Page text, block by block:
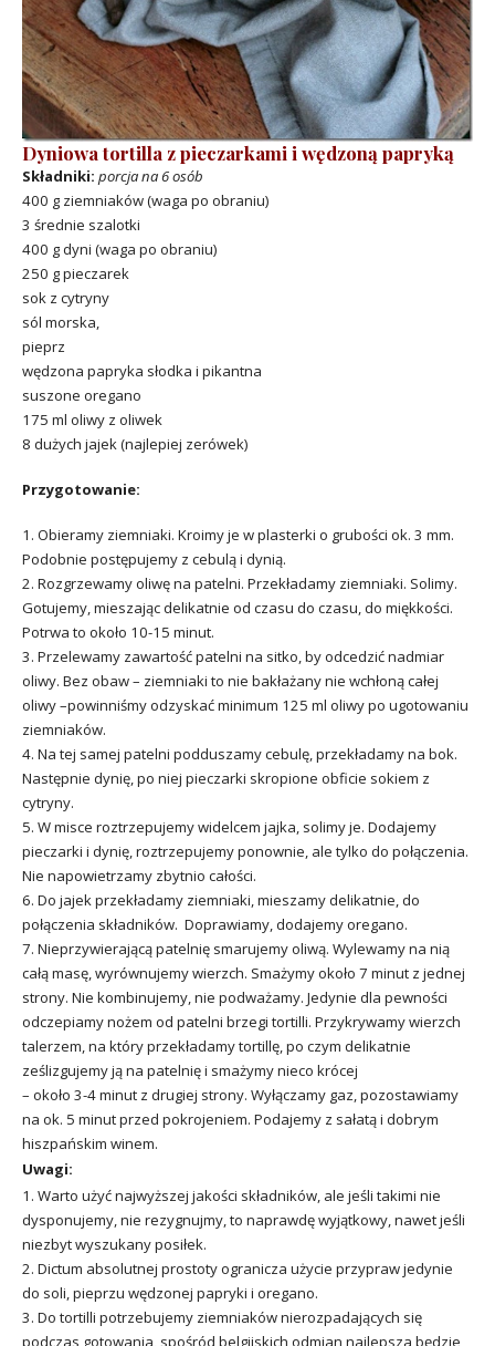
Dyniowa tortilla z pieczarkami i wędzoną papryką
Składniki: porcja na 6 osób
400 g ziemniaków (waga po obraniu)
3 średnie szalotki
400 g dyni (waga po obraniu)
250 g pieczarek
sok z cytryny
sól morska,
pieprz
wędzona papryka słodka i pikantna
suszone oregano
175 ml oliwy z oliwek
8 dużych jajek (najlepiej zerówek)
Przygotowanie:
1. Obieramy ziemniaki. Kroimy je w plasterki o grubości ok. 3 mm.
Podobnie postępujemy z cebulą i dynią.
2. Rozgrzewamy oliwę na patelni. Przekładamy ziemniaki. Solimy.
Gotujemy, mieszając delikatnie od czasu do czasu, do miękkości.
Potrwa to około 10-15 minut.
3. Przelewamy zawartość patelni na sitko, by odcedzić nadmiar
oliwy. Bez obaw – ziemniaki to nie bakłażany nie wchłoną całej
oliwy –powinniśmy odzyskać minimum 125 ml oliwy po ugotowaniu
ziemniaków.
4. Na tej samej patelni podduszamy cebulę, przekładamy na bok.
Następnie dynię, po niej pieczarki skropione obficie sokiem z
cytryny.
5. W misce roztrzepujemy widelcem jajka, solimy je. Dodajemy
pieczarki i dynię, roztrzepujemy ponownie, ale tylko do połączenia.
Nie napowietrzamy zbytnio całości.
6. Do jajek przekładamy ziemniaki, mieszamy delikatnie, do
połączenia składników. Doprawiamy, dodajemy oregano.
7. Nieprzywierającą patelnię smarujemy oliwą. Wylewamy na nią
całą masę, wyrównujemy wierzch. Smażymy około 7 minut z jednej
strony. Nie kombinujemy, nie podważamy. Jedynie dla pewności
odczepiamy nożem od patelni brzegi tortilli. Przykrywamy wierzch
talerzem, na który przekładamy tortillę, po czym delikatnie
ześlizgujemy ją na patelnię i smażymy nieco krócej
– około 3-4 minut z drugiej strony. Wyłączamy gaz, pozostawiamy
na ok. 5 minut przed pokrojeniem. Podajemy z sałatą i dobrym
hiszpańskim winem.
Uwagi:
1. Warto użyć najwyższej jakości składników, ale jeśli takimi nie
dysponujemy, nie rezygnujmy, to naprawdę wyjątkowy, nawet jeśli
niezbyt wyszukany posiłek.
2. Dictum absolutnej prostoty ogranicza użycie przypraw jedynie
do soli, pieprzu wędzonej papryki i oregano.
3. Do tortilli potrzebujemy ziemniaków nierozpadających się
podczas gotowania, spośród belgijskich odmian najlepsza będzie